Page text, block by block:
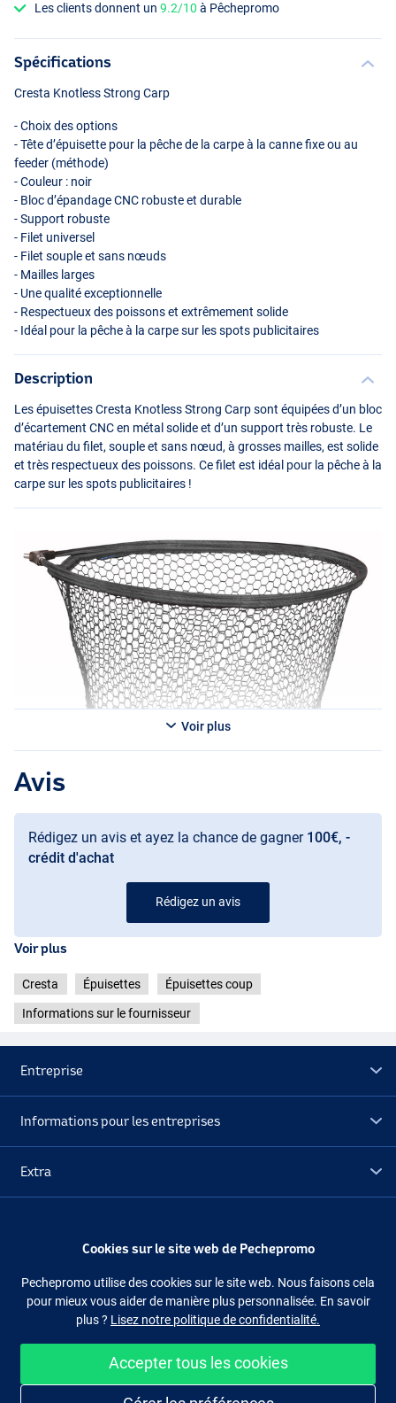
Les clients donnent un9.2/10 à Pêchepromo
Spécifications
Cresta Knotless Strong Carp
- Choix des options
- Tête d’épuisette pour la pêche de la carpe à la canne fixe ou au
feeder (méthode)
- Couleur : noir
- Bloc d’épandageCNC robuste et durable
- Support robuste
- Filet universel
- Filet souple et sans nœuds
- Mailles larges
- Une qualité exceptionnelle
- Respectueux des poissons et extrêmement solide
- Idéal pour la pêche à la carpe sur les spots publicitaires
Description
Les épuisettes Cresta Knotless Strong Carp sont équipées d’un bloc
d’écartement CNCen métal solide et d’un support très robuste. Le
matériau du filet, souple et sans nœud, à grosses mailles, est solide
et très respectueux des poissons. Ce filet est idéal pour la pêche à la
carpe sur les spots publicitaires !
Voir plus
Avis
Rédigez un avis et ayez la chance de gagner 100€, -
crédit d'achat
Rédigez un avis
Voir plus
Cresta Épuisettes Épuisettes coup
Informations sur le fournisseur
Entreprise
Informations pour les entreprises
Extra
Suivez-nous Facebook Instagram
Cookies sur le site web de Pechepromo
Pechepromo utilise des cookies sur le site web. Nous faisons cela
pour mieux vous aider de manière plus personnalisée. En savoir
plus ? Lisez notre politique de confidentialité.
Accepter tous les cookies